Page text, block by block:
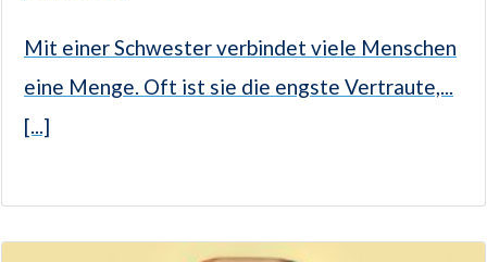
Mit einer Schwester verbindet viele Menschen
eine Menge. Oft ist sie die engste Vertraute,...
[...]